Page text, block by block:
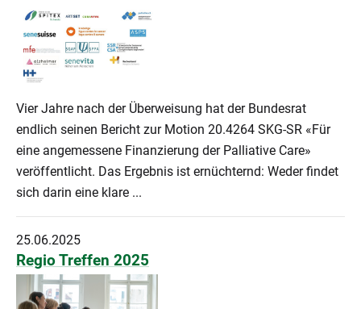
Vier Jahre nach der Überweisung hat der Bundesrat
endlich seinen Bericht zur Motion 20.4264 SKG-SR «Für
eine angemessene Finanzierung der Palliative Care»
veröffentlicht. Das Ergebnis ist ernüchternd: Weder findet
sich darin eine klare ...
25.06.2025
Regio Treffen 2025